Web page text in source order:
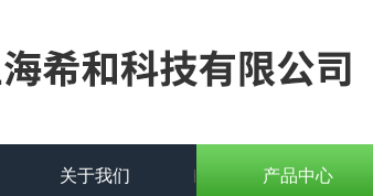
关于我们 产品中心